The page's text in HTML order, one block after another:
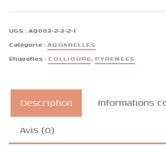
UGS : AQ003-2-3-2-1
Catégorie : AQUARELLES
Étiquettes : COLLIOURE, PYRENEES
Description
Informations
Avis (0)